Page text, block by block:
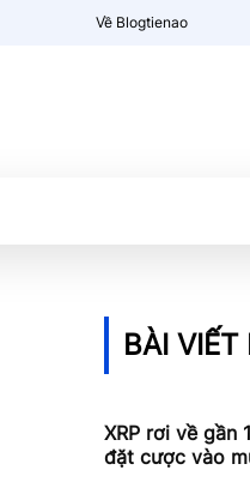
Về Blogtienao
BÀI VIẾT
XRP rơi về gần
đặt cược vào